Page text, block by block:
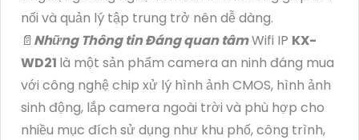
nối và quản lý tập trung trở nên dễ dàng.
📄 Những Thông tin Đáng quan tâmWifi IP KX-
WD21 là một sản phẩm camera an ninh đáng mua
với công nghệ chip xử lý hình ảnh CMOS, hình ảnh
sinh động, lắp camera ngoài trời và phù hợp cho
nhiều mục đích sử dụng như khu phố, công trình,